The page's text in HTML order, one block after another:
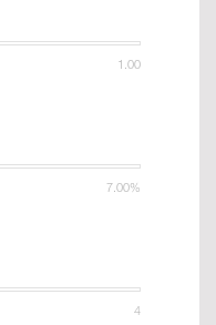
1.00
7.00%
4